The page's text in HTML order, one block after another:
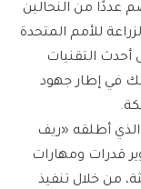
عددًا من النحالين
للأمم المتحدة
أحدث التقنيات
في إطار جهود
الذي أطلقه «ريف
قدرات ومهارات
من خلال تنفيذ